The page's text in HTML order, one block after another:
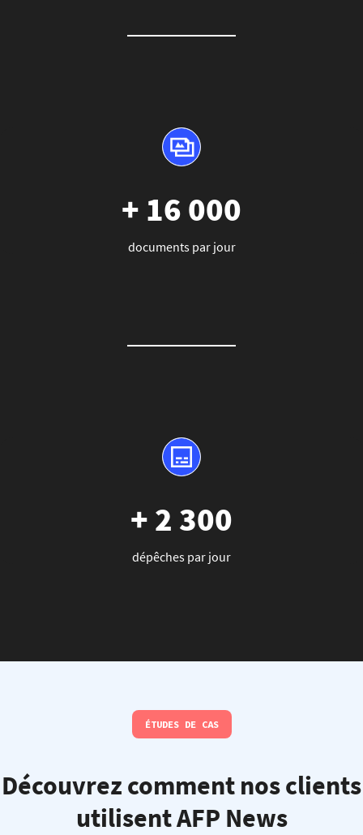
+ 16 000
documents par jour
+ 2 300
dépêches par jour
ÉTUDES DE CAS
Découvrez comment nos clients
utilisent AFP News